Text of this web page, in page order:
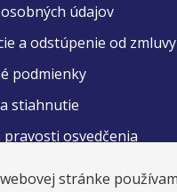
údajov
a odstúpenie od zmluvy
podmienky
stiahnutie
pravosti osvedčenia